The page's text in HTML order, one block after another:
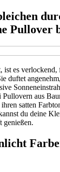
Pullover
ist es
duftet
Pullovern aus
satten
du deine
genießen.